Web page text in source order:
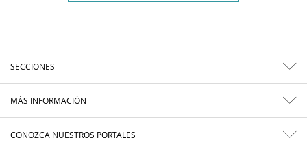
SECCIONES
MÁS INFORMACIÓN
CONOZCA NUESTROS PORTALES